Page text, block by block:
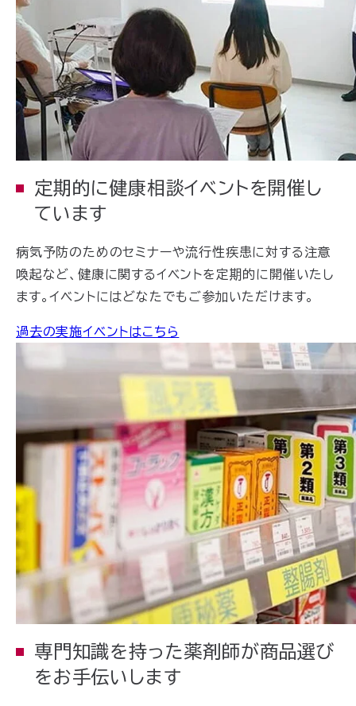
定期的に健康相談イベントを開催し
ています
病気予防のためのセミナーや流行性疾患に対する注意
喚起など、健康に関するイベントを定期的に開催いたし
ます。イベントにはどなたでもご参加いただけます。
過去の実施イベントはこちら
専門知識を持った薬剤師が商品選び
をお手伝いします